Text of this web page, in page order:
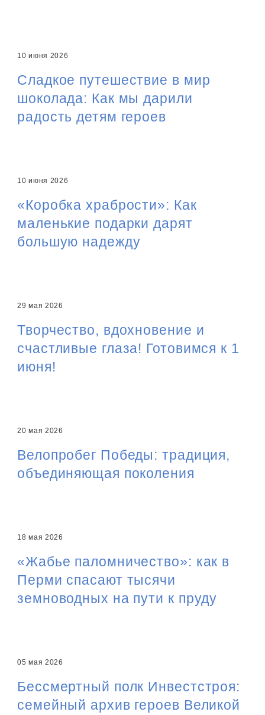
О КОМПАНИИ
ОБЪЕКТЫ
ПРЕСС-СЛУЖБА
КОНТАКТЫ
ПОИСК
10 июня 2026
Сладкое путешествие в мир
шоколада: Как мы дарили
радость детям героев
10 июня 2026
«Коробка храбрости»: Как
маленькие подарки дарят
большую надежду
29 мая 2026
Творчество, вдохновение и
счастливые глаза! Готовимся к 1
июня!
20 мая 2026
Велопробег Победы: традиция,
объединяющая поколения
18 мая 2026
«Жабье паломничество»: как в
Перми спасают тысячи
земноводных на пути к пруду
05 мая 2026
Бессмертный полк Инвестстроя:
семейный архив героев Великой